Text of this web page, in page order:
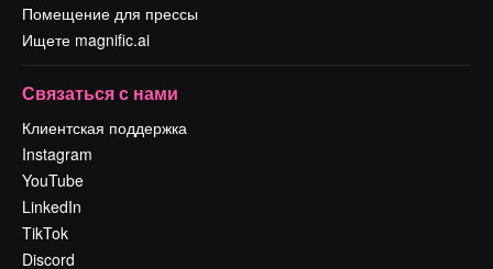
Помещение для прессы
Ищете magnific.ai
Связаться с нами
Клиентская поддержка
Instagram
YouTube
LinkedIn
TikTok
Discord